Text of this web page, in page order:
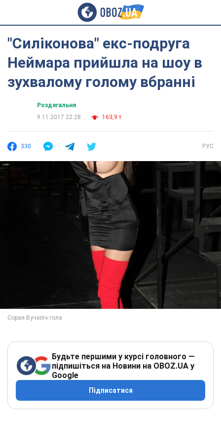
"Силіконова" екс-подруга
Неймара прийшла на шоу в
зухвалому голому вбранні
Роздягальня
9.11.2017 22:28
163,9 т.
330 РУС
Будьте першими у курсі головного —
підпишіться на Новини на OBOZ.UA у
Google
Підписатися